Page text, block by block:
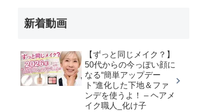
新着動画
【ずっと同じメイク？】
50代からの今っぽい顔に
なる“簡単アップデー
ト”進化した下地＆ファ
ンデを使うよ！ – ヘアメ
イク職人_化け子